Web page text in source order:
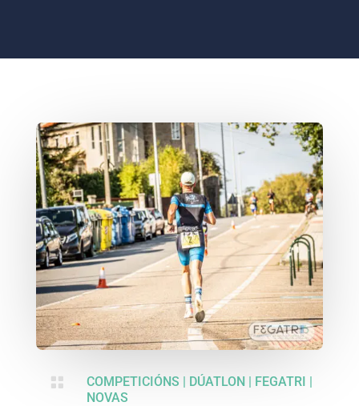
 COMPETICIÓNS | DÚATLON| FEGATRI |
NOVAS